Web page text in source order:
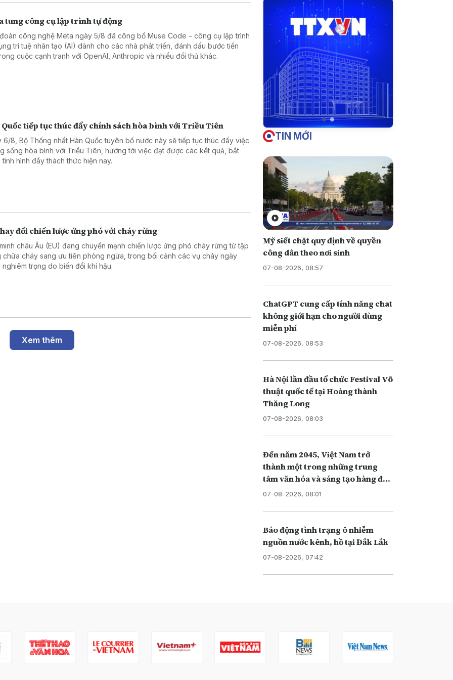
tung công cụ lập trình tự động
công nghệ Meta ngày 5/8 đã công bố Muse Code – công cụ lập trình
trí tuệ nhân tạo (AI) dành cho các nhà phát triển, đánh dấu bước tiến
cuộc cạnh tranh với OpenAI, Anthropic và nhiều đối thủ khác.
Quốc tiếp tục thúc đẩy chính sách hòa bình với Triều Tiên
6/8, Bộ Thống nhất Hàn Quốc tuyên bố nước này sẽ tiếp tục thúc đẩy việc
sống hòa bình với Triều Tiên, hướng tới việc đạt được các kết quả, bất
tình hình đầy thách thức hiện nay.
đổi chiến lược ứng phó với cháy rừng
châu Âu (EU) đang chuyển mạnh chiến lược ứng phó cháy rừng từ tập
chữa cháy sang ưu tiên phòng ngừa, trong bối cảnh các vụ cháy ngày
nghiêm trọng do biến đổi khí hậu.
Xem thêm
TIN MỚI
Mỹ siết chặt quy định về quyền
công dân theo nơi sinh
07-08-2026, 08:57
ChatGPT cung cấp tính năng chat
không giới hạn cho người dùng
miễn phí
07-08-2026, 08:53
Hà Nội lần đầu tổ chức Festival Võ
thuật quốc tế tại Hoàng thành
Thăng Long
07-08-2026, 08:03
Đến năm 2045, Việt Nam trở
thành một trong những trung
tâm văn hóa và sáng tạo hàng đầu
khu vực
07-08-2026, 08:01
Báo động tình trạng ô nhiễm
nguồn nước kênh, hồ tại Đắk Lắk
07-08-2026, 07:42